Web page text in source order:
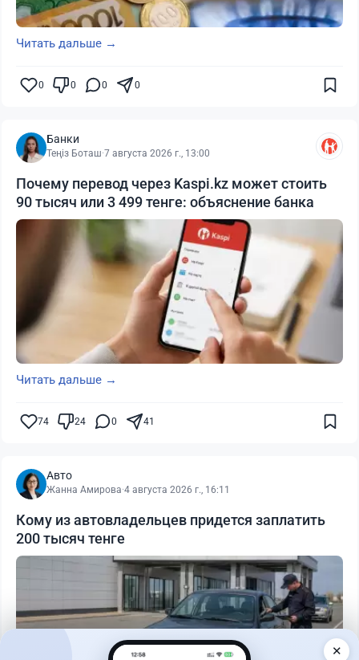
Читать дальше →
0 0 0 0
Банки
Теңіз Боташ·7 августа 2026 г., 13:00
Почему перевод через Kaspi.kz может стоить
90 тысяч или 3 499 тенге: объяснение банка
Читать дальше →
74 24 0 41
Авто
Жанна Амирова·4 августа 2026 г., 16:11
Кому из автовладельцев придется заплатить
200 тысяч тенге
✕